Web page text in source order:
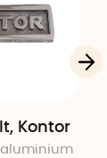
Kontor